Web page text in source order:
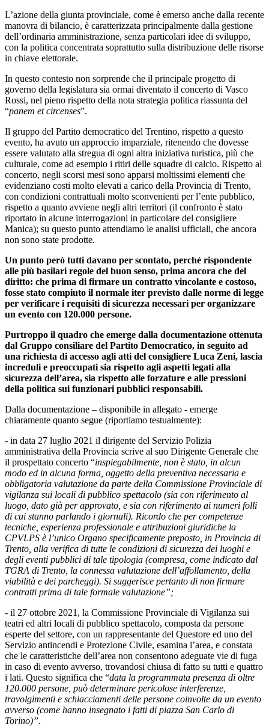
L’azione della giunta provinciale, come è emerso anche dalla recente
manovra di bilancio, è caratterizzata principalmente dalla gestione
dell’ordinaria amministrazione, senza particolari idee di sviluppo,
con la politica concentrata soprattutto sulla distribuzione delle risorse
in chiave elettorale.
In questo contesto non sorprende che il principale progetto di
governo della legislatura sia ormai diventato il concerto di Vasco
Rossi, nel pieno rispetto della nota strategia politica riassunta del
“panem et circenses”.
Il gruppo del Partito democratico del Trentino, rispetto a questo
evento, ha avuto un approccio imparziale, ritenendo che dovesse
essere valutato alla stregua di ogni altra iniziativa turistica, più che
culturale, come ad esempio i ritiri delle squadre di calcio. Rispetto al
concerto, negli scorsi mesi sono apparsi moltissimi elementi che
evidenziano costi molto elevati a carico della Provincia di Trento,
con condizioni contrattuali molto sconvenienti per l’ente pubblico,
rispetto a quanto avviene negli altri territori (il confronto è stato
riportato in alcune interrogazioni in particolare del consigliere
Manica); su questo punto attendiamo le analisi ufficiali, che ancora
non sono state prodotte.
Un punto però tutti davano per scontato, perché rispondente
alle più basilari regole del buon senso, prima ancora che del
diritto: che prima di firmare un contratto vincolante e costoso,
fosse stato compiuto il normale iter previsto dalle norme di legge
per verificare i requisiti di sicurezza necessari per organizzare
un evento con 120.000 persone.
Purtroppo il quadro che emerge dalla documentazione ottenuta
dal Gruppo consiliare del Partito Democratico, in seguito ad
una richiesta di accesso agli atti del consigliere Luca Zeni, lascia
increduli e preoccupati sia rispetto agli aspetti legati alla
sicurezza dell’area, sia rispetto alle forzature e alle pressioni
della politica sui funzionari pubblici responsabili.
Dalla documentazione – disponibile in allegato - emerge
chiaramente quanto segue (riportiamo testualmente):
- in data 27 luglio 2021 il dirigente del Servizio Polizia
amministrativa della Provincia scrive al suo Dirigente Generale che
il prospettato concerto “inspiegabilmente, non è stato, in alcun
modo ed in alcuna forma, oggetto della preventiva necessaria e
obbligatoria valutazione da parte della Commissione Provinciale di
vigilanza sui locali di pubblico spettacolo (sia con riferimento al
luogo, dato già per approvato, e sia con riferimento ai numeri folli
di cui stanno parlando i giornali). Ricordo che per competenze
tecniche, esperienza professionale e attribuzioni giuridiche la
CPVLPS è l’unico Organo specificamente preposto, in Provincia di
Trento, alla verifica di tutte le condizioni di sicurezza dei luoghi e
degli eventi pubblici di tale tipologia (compresa, come indicato dal
TGRA di Trento, la connessa valutazione dell’affollamento, della
viabilità e dei parcheggi). Si suggerisce pertanto di non firmare
contratti prima di tale formale valutazione”;
- il 27 ottobre 2021, la Commissione Provinciale di Vigilanza sui
teatri ed altri locali di pubblico spettacolo, composta da persone
esperte del settore, con un rappresentante del Questore ed uno del
Servizio antincendi e Protezione Civile, esamina l’area, e constata
che le caratteristiche dell’area non consentono adeguate vie di fuga
in caso di evento avverso, trovandosi chiusa di fatto su tutti e quattro
i lati. Questo significa che “data la programmata presenza di oltre
120.000 persone, può determinare pericolose interferenze,
travolgimenti e schiacciamenti delle persone coinvolte da un evento
avverso (come hanno insegnato i fatti di piazza San Carlo di
Torino)”.